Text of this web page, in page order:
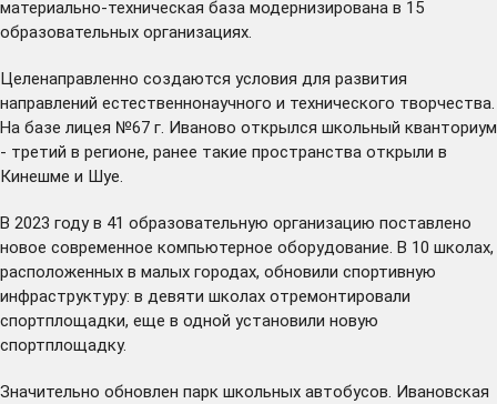
материально-техническая база модернизирована в 15
образовательных организациях.
Целенаправленно создаются условия для развития
направлений естественнонаучного и технического творчества.
На базе лицея №67 г. Иваново открылся школьный кванториум
- третий в регионе, ранее такие пространства открыли в
Кинешме и Шуе.
В 2023 году в 41 образовательную организацию поставлено
новое современное компьютерное оборудование. В 10 школах,
расположенных в малых городах, обновили спортивную
инфраструктуру: в девяти школах отремонтировали
спортплощадки, еще в одной установили новую
спортплощадку.
Значительно обновлен парк школьных автобусов. Ивановская